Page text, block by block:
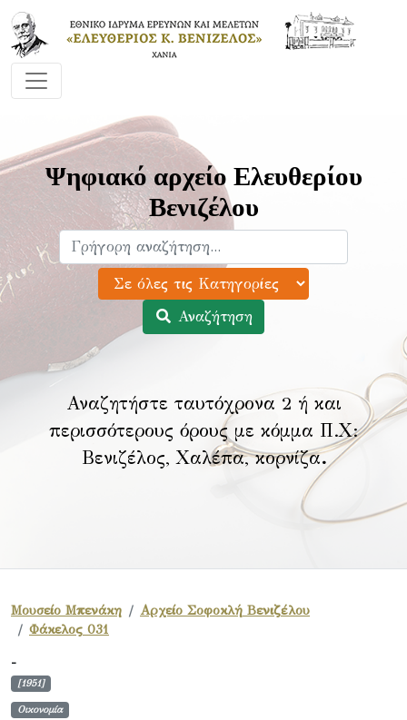
Ψηφιακό αρχείο Ελευθερίου
Βενιζέλου
Αναζήτηση
Αναζητήστε ταυτόχρονα 2 ή και
περισσότερους όρους με κόμμα Π.Χ:
Βενιζέλος, Χαλέπα, κορνίζα.
Μουσείο Μπενάκη
Αρχείο Σοφοκλή Βενιζέλου
Φάκελος 031
-
[1951]
Οικονομία